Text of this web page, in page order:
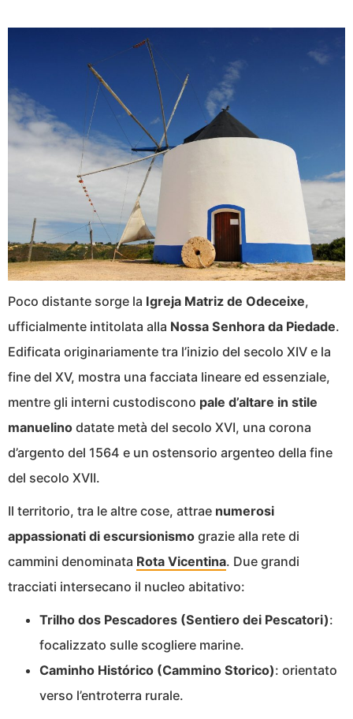
Poco distante sorge la Igreja Matriz de Odeceixe,
ufficialmente intitolata alla Nossa Senhora da Piedade.
Edificata originariamente tra l’inizio del secolo XIV e la
fine del XV, mostra una facciata lineare ed essenziale,
mentre gli interni custodiscono pale d’altare in stile
manuelino datate metà del secolo XVI, una corona
d’argento del 1564 e un ostensorio argenteo della fine
del secolo XVII.
Il territorio, tra le altre cose, attrae numerosi
appassionati di escursionismo grazie alla rete di
cammini denominata Rota Vicentina. Due grandi
tracciati intersecano il nucleo abitativo:
Trilho dos Pescadores (Sentiero dei Pescatori):
focalizzato sulle scogliere marine.
Caminho Histórico (Cammino Storico): orientato
verso l’entroterra rurale.